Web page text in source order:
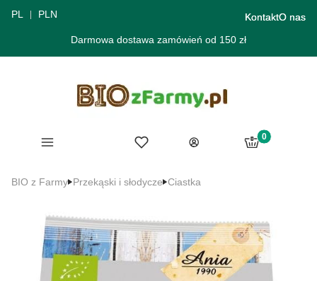
PL PLN KontaktO nas
Darmowa dostawa zamówień od 150 zł
Menu Ulubione
Zaloguj się
Produkty w
Koszyk
BIO z Farmy Przekąski i słodycze Ciastka